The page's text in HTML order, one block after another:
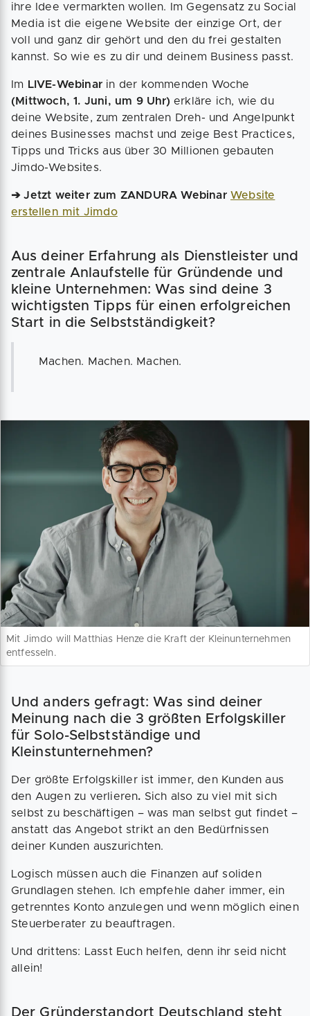
ihre Idee vermarkten wollen. Im Gegensatz zu Social
Media ist die eigene Website der einzige Ort, der
voll und ganz dir gehört und den du frei gestalten
kannst. So wie es zu dir und deinem Business passt.
Im LIVE-Webinar in der kommenden Woche
(Mittwoch, 1. Juni, um 9 Uhr) erkläre ich, wie du
deine Website, zum zentralen Dreh- und Angelpunkt
deines Businesses machst und zeige Best Practices,
Tipps und Tricks aus über 30 Millionen gebauten
Jimdo-Websites.
➔ Jetzt weiter zum ZANDURA Webinar Website
erstellen mit Jimdo
Aus deiner Erfahrung als Dienstleister und
zentrale Anlaufstelle für Gründende und
kleine Unternehmen: Was sind deine 3
wichtigsten Tipps für einen erfolgreichen
Start in die Selbstständigkeit?
Machen. Machen. Machen.
Mit Jimdo will Matthias Henze die Kraft der Kleinunternehmen
entfesseln.
Und anders gefragt: Was sind deiner
Meinung nach die 3 größten Erfolgskiller
für Solo-Selbstständige und
Kleinstunternehmen?
Der größte Erfolgskiller ist immer, den Kunden aus
den Augen zu verlieren. Sich also zu viel mit sich
selbst zu beschäftigen – was man selbst gut findet –
anstatt das Angebot strikt an den Bedürfnissen
deiner Kunden auszurichten.
Logisch müssen auch die Finanzen auf soliden
Grundlagen stehen. Ich empfehle daher immer, ein
getrenntes Konto anzulegen und wenn möglich einen
Steuerberater zu beauftragen.
Und drittens: Lasst Euch helfen, denn ihr seid nicht
allein!
Der Gründerstandort Deutschland steht